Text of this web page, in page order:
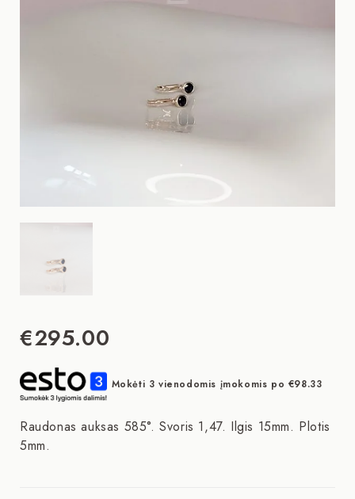
€295.00
Mokėti 3 vienodomis įmokomis po €98.33
Raudonas auksas 585°. Svoris 1,47. Ilgis 15mm. Plotis
5mm.